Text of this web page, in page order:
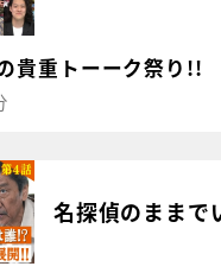
貴重トーーク祭り!!
名探偵のままで